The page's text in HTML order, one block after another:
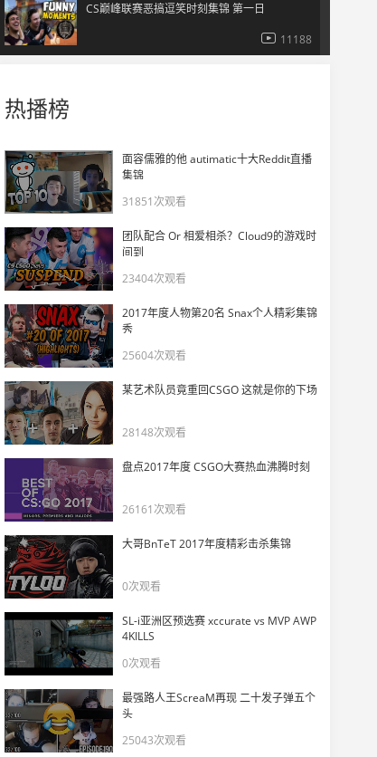
CS巅峰联赛恶搞逗笑时刻集锦 第一日
11188
CS巅峰联赛NiP vs Liquid集锦二
CS巅峰联赛决赛日精彩回顾：SK加冕为王
CS巅峰联赛趣味镜头：交际花GTR的基情时刻
12042
跑车沙滩与阳光！EnVyUs的巅峰联赛之旅
11167
CS巅峰联赛官方回顾电影：最有爱的顶级赛事
12456
巅峰联赛Gambit vs OpTic集锦@cobblestone
巅峰联赛Gambit vs OpTic集锦@inferno
巅峰联赛Gambit vs OpTic集锦@mirage
30分钟回顾巅峰联赛决赛 SK疯狂表现再加冕
热播榜
面容儒雅的他 autimatic十大Reddit直播
集锦
31851次观看
团队配合 Or 相爱相杀？Cloud9的游戏时
间到
23404次观看
2017年度人物第20名 Snax个人精彩集锦
秀
25604次观看
某艺术队员竟重回CSGO 这就是你的下场
28148次观看
盘点2017年度 CSGO大赛热血沸腾时刻
26161次观看
大哥BnTeT 2017年度精彩击杀集锦
0次观看
SL-i亚洲区预选赛 xccurate vs MVP AWP
4KILLS
0次观看
最强路人王ScreaM再现 二十发子弹五个
头
25043次观看